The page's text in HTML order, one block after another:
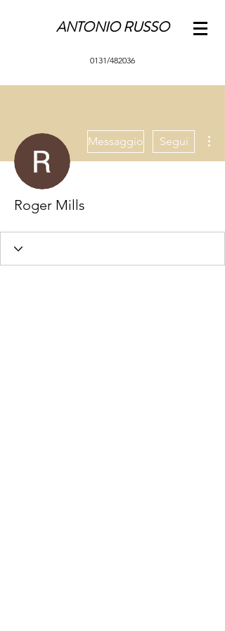
ANTONIO RUSSO
0131/482036
Messaggio Segui
Roger Mills